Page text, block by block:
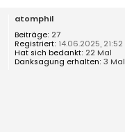
atomphil
Beiträge: 27
Registriert: 14.06.2025, 21:52
Hat sich bedankt: 22 Mal
Danksagung erhalten: 3 Mal